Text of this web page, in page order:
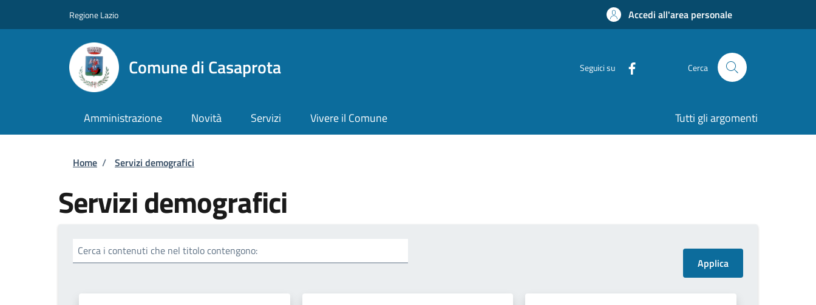
Regione Lazio Accedi all'area personale
Comune di Casaprota Seguici su Cerca
Amministrazione Novità Servizi Vivere il Comune Tutti gli argomenti
Briciole di pane
Home / Servizi demografici
Servizi demografici
Cerca i contenuti che nel titolo contengono: